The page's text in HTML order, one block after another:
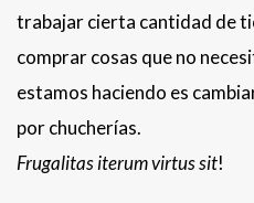
trabajar cierta cantidad de
comprar cosas que no
estamos haciendo es
por chucherías.
Frugalitas iterum virtus sit!